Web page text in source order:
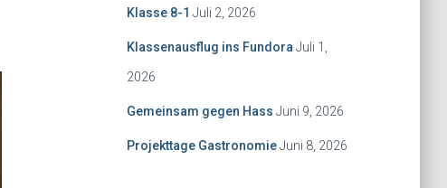
Klasse 8-1 Juli 2, 2026
Klassenausflug ins Fundora Juli 1,
2026
Gemeinsam gegen Hass Juni 9, 2026
Projekttage Gastronomie Juni 8, 2026